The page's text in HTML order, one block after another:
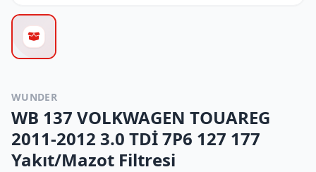
WUNDER
WB 137 VOLKWAGEN TOUAREG
2011-2012 3.0 TDİ 7P6 127 177
Yakıt/Mazot Filtresi